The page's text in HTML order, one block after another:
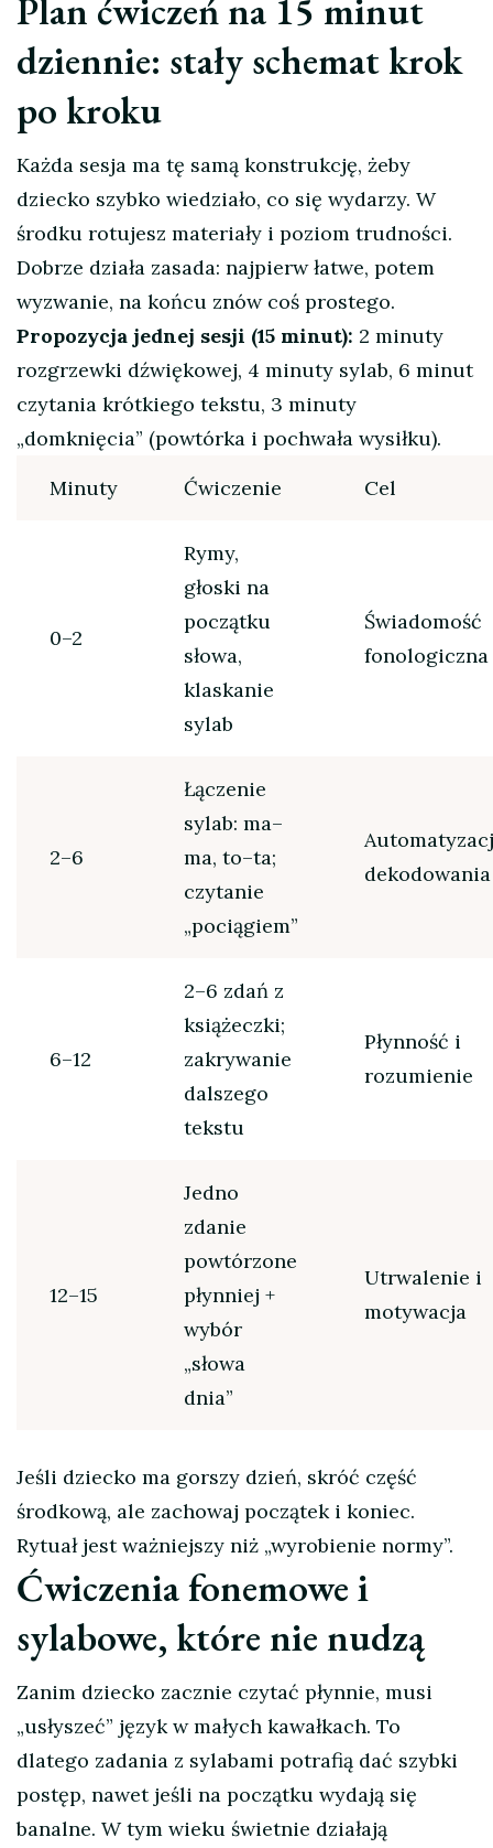
Plan ćwiczeń na 15 minut
dziennie: stały schemat krok
po kroku
Każda sesja ma tę samą konstrukcję, żeby
dziecko szybko wiedziało, co się wydarzy. W
środku rotujesz materiały i poziom trudności.
Dobrze działa zasada: najpierw łatwe, potem
wyzwanie, na końcu znów coś prostego.
Propozycja jednej sesji (15 minut): 2 minuty
rozgrzewki dźwiękowej, 4 minuty sylab, 6 minut
czytania krótkiego tekstu, 3 minuty
„domknięcia” (powtórka i pochwała wysiłku).
Minuty
Ćwiczenie Cel
0–2
Rymy,
głoski na
początku
słowa,
klaskanie
sylab
Świadomość
fonologiczna
2–6
Łączenie
sylab: ma–
ma, to–ta;
czytanie
„pociągiem”
dekodowania
6–12
2–6 zdań z
książeczki;
zakrywanie
dalszego
tekstu
Płynność i
rozumienie
12–15
Jedno
zdanie
powtórzone
płynniej +
wybór
„słowa
dnia”
Utrwalenie i
motywacja
Jeśli dziecko ma gorszy dzień, skróć część
środkową, ale zachowaj początek i koniec.
Rytuał jest ważniejszy niż „wyrobienie normy”.
Ćwiczenia fonemowe i
sylabowe, które nie nudzą
Zanim dziecko zacznie czytać płynnie, musi
„usłyszeć” język w małych kawałkach. To
dlatego zadania z sylabami potrafią dać szybki
postęp, nawet jeśli na początku wydają się
banalne. W tym wieku świetnie działają